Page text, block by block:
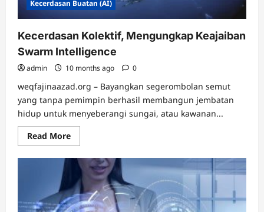
Kecerdasan Buatan (AI)
Kecerdasan Kolektif, Mengungkap Keajaiban
Swarm Intelligence
admin 10 months ago 0
weqfajinaazad.org – Bayangkan segerombolan semut
yang tanpa pemimpin berhasil membangun jembatan
hidup untuk menyeberangi sungai, atau kawanan...
Read MoreRead
more
Kecerdasan
Kolektif,
Mengungkap
Keajaiban
Swarm
Intelligence